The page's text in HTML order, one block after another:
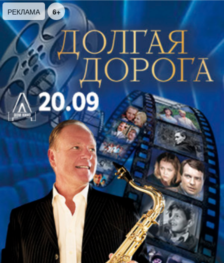
неизвестные жизненные сюжеты и подчас
исповедальные откровения - её путь от
провинциальной девочки до первооткрывателя
жанра "песни-притчи" в поисках смысла жизни.
РЕКЛАМА